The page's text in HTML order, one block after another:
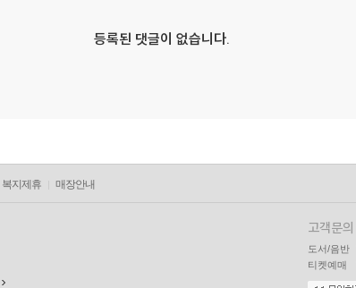
등록된 댓글이 없습니다.
복지제휴 매장안내
고객문의
도서/음반
티켓예매